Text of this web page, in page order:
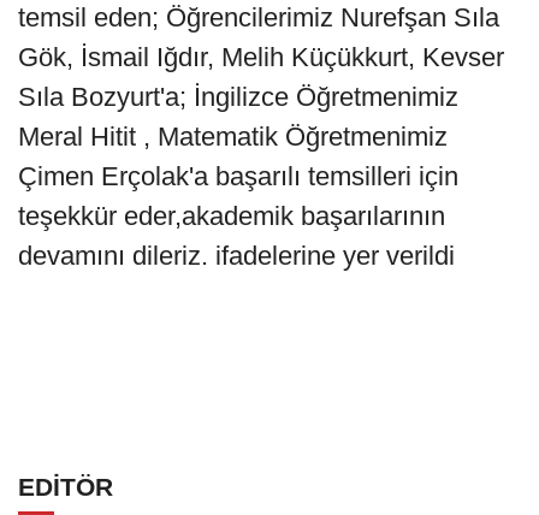
temsil eden; Öğrencilerimiz Nurefşan Sıla
Gök, İsmail Iğdır, Melih Küçükkurt, Kevser
Sıla Bozyurt'a; İngilizce Öğretmenimiz
Meral Hitit , Matematik Öğretmenimiz
Çimen Erçolak'a başarılı temsilleri için
teşekkür eder,akademik başarılarının
devamını dileriz. ifadelerine yer verildi
EDİTÖR